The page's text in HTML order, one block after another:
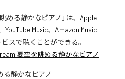
める静かなピアノ 」は、 Apple
YouTube Music、 Amazon Music
スで聴くことができる。
夏空を眺める静かなピアノ